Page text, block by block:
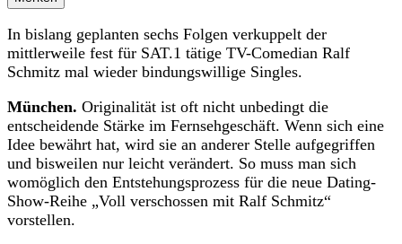
In bislang geplanten sechs Folgen verkuppelt der
mittlerweile fest für SAT.1 tätige TV-Comedian Ralf
Schmitz mal wieder bindungswillige Singles.
München. Originalität ist oft nicht unbedingt die
entscheidende Stärke im Fernsehgeschäft. Wenn sich eine
Idee bewährt hat, wird sie an anderer Stelle aufgegriffen
und bisweilen nur leicht verändert. So muss man sich
womöglich den Entstehungsprozess für die neue Dating-
Show-Reihe „Voll verschossen mit Ralf Schmitz“
vorstellen.